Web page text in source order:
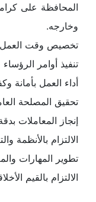
المحافظة على
وخارجه.
تخصيص وقت العمل
تنفيذ أوامر
أداء العمل بأمانة
تحقيق المصلحة
إنجاز المعاملات
الالتزام بالأنظمة
تطوير المهارات
الالتزام بالقيم